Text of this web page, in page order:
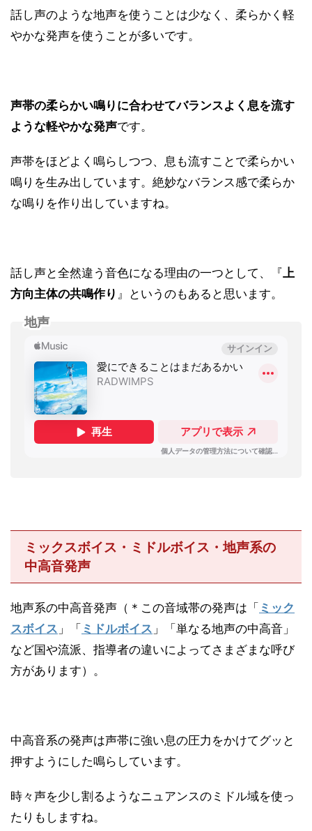
話し声のような地声を使うことは少なく、柔らかく軽
やかな発声を使うことが多いです。
声帯の柔らかい鳴りに合わせてバランスよく息を流す
ような軽やかな発声です。
声帯をほどよく鳴らしつつ、息も流すことで柔らかい
鳴りを生み出しています。絶妙なバランス感で柔らか
な鳴りを作り出していますね。
話し声と全然違う音色になる理由の一つとして、『上
方向主体の共鳴作り 』というのもあると思います。
地声
ミックスボイス・ミドルボイス・地声系の
中高音発声
地声系の中高音発声（＊この音域帯の発声は「 ミック
スボイス 」「 ミドルボイス 」「単なる地声の中高音」
など国や流派、指導者の違いによってさまざまな呼び
方があります）。
中高音系の発声は声帯に強い息の圧力をかけてグッと
押すようにした鳴らしています。
時々声を少し割るようなニュアンスのミドル域を使っ
たりもしますね。